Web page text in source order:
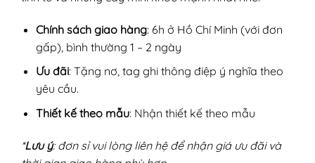
Chính sách giao hàng: 6h ở Hồ Chí Minh (với đơn
gấp), bình thường 1 – 2 ngày
Ưu đãi: Tặng nơ, tag ghi thông điệp ý nghĩa theo
yêu cầu.
Thiết kế theo mẫu: Nhận thiết kế theo mẫu
*Lưu ý: đơn sỉ vui lòng liên hệ để nhận giá ưu đãi và